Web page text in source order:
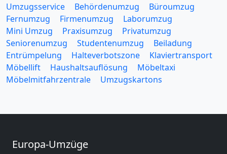
Umzugsservice Behördenumzug
Büroumzug
Fernumzug
Firmenumzug
Laborumzug
Mini Umzug
Praxisumzug
Privatumzug
Seniorenumzug
Studentenumzug
Beiladung
Entrümpelung
Halteverbotszone
Klaviertransport
Möbellift
Haushaltsauflösung
Möbeltaxi
Möbelmitfahrzentrale
Umzugskartons
Europa-Umzüge